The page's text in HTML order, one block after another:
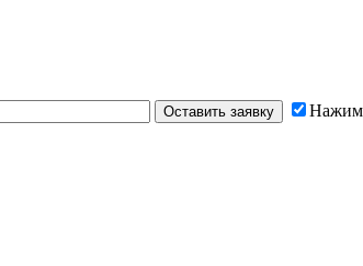
Оставить заявку